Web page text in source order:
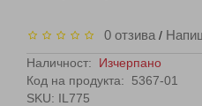
0 отзива /
Наличност: Изчерпано
Код на продукта:
5367-01
SKU: IL775